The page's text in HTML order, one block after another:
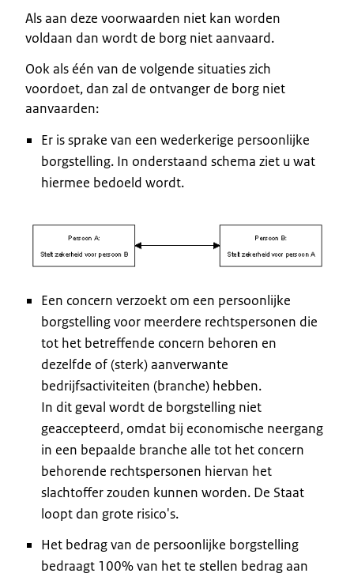
Als aan deze voorwaarden niet kan worden
voldaan dan wordt de borg niet aanvaard.
Ook als één van de volgende situaties zich
voordoet, dan zal de ontvanger de borg niet
aanvaarden:
Er is sprake van een wederkerige persoonlijke
borgstelling. In onderstaand schema ziet u wat
hiermee bedoeld wordt.
Een concern verzoekt om een persoonlijke
borgstelling voor meerdere rechtspersonen die
tot het betreffende concern behoren en
dezelfde of (sterk) aanverwante
bedrijfsactiviteiten (branche) hebben.
In dit geval wordt de borgstelling niet
geaccepteerd, omdat bij economische neergang
in een bepaalde branche alle tot het concern
behorende rechtspersonen hiervan het
slachtoffer zouden kunnen worden. De Staat
loopt dan grote risico's.
Het bedrag van de persoonlijke borgstelling
bedraagt 100% van het te stellen bedrag aan